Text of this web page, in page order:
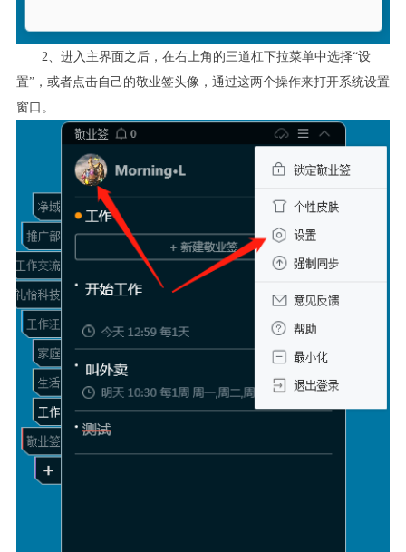
2 、进入主界面之后，在右上角的三道杠下拉菜单中选择“设
置”，或者点击自己的敬业签头像，通过这两个操作来打开系统设置
窗口。